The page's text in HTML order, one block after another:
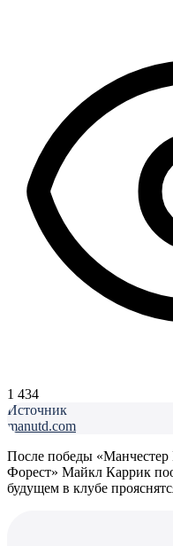
1 434
Источник
manutd.com
После победы
Форест» Майкл Каррик
будущем в клубе